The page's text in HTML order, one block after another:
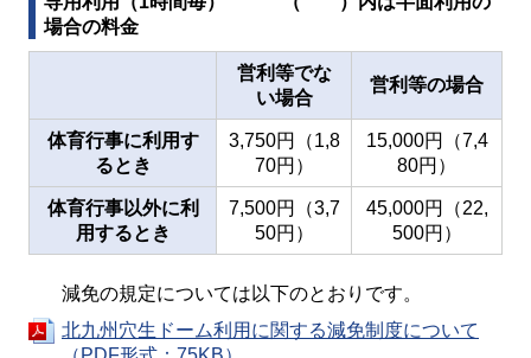
場合の料金
営利等でな
い場合
営利等の場合
体育行事に利用す
るとき
3,750円（1,8
70円）
15,000円（7,4
80円）
体育行事以外に利
用するとき
7,500円（3,7
50円）
45,000円（22,
500円）
減免の規定については以下のとおりです。
北九州穴生ドーム利用に関する減免制度について